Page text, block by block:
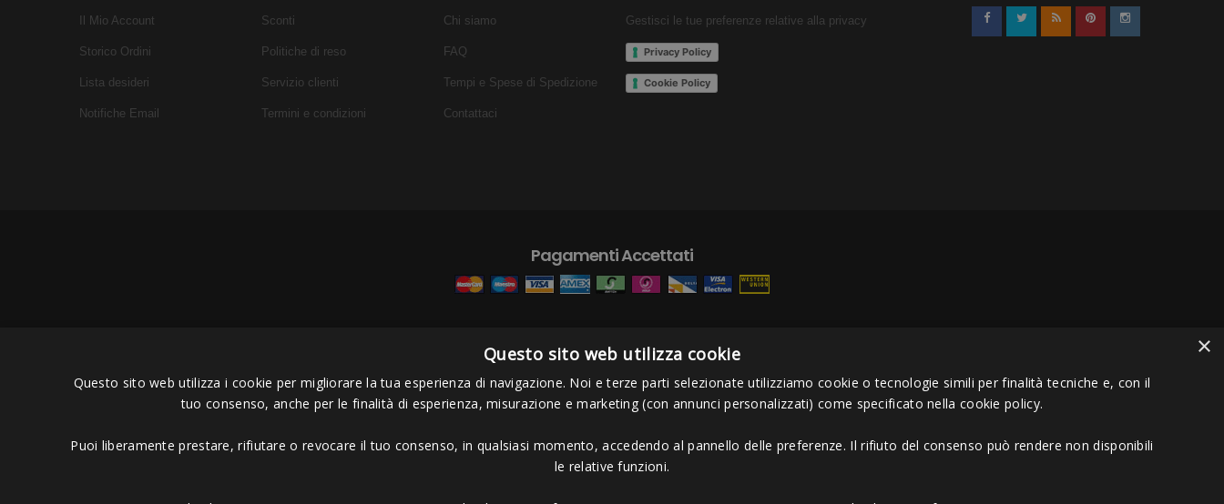
Il Mio Account
Storico Ordini
Lista desideri
Notifiche Email
Sconti
Politiche di reso
Servizio clienti
Termini e condizioni
Chi siamo
FAQ
Tempi e Spese di Spedizione
Contattaci
Gestisci le tue preferenze relative alla privacy
Privacy Policy
Cookie Policy
Pagamenti Accettati
Copyright © 2006 - 2023 - Icarus Project sas - Via Bordigona, 5 - 54100 Massa MS - Tel 0585026137 - P.IVA 01151030457 - REA MS 117168
×
Questo sito web utilizza cookie
Questo sito web utilizza i cookie per migliorare la tua esperienza di navigazione. Noi e terze parti selezionate utilizziamo cookie o tecnologie simili per finalità tecniche e, con il
tuo consenso, anche per le finalità di esperienza, misurazione e marketing (con annunci personalizzati) come specificato nella cookie policy.
Puoi liberamente prestare, rifiutare o revocare il tuo consenso, in qualsiasi momento, accedendo al pannello delle preferenze. Il rifiuto del consenso può rendere non disponibili
le relative funzioni.